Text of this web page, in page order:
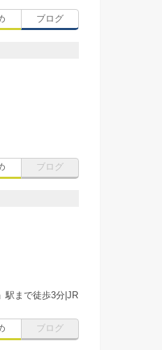
ブログ
ブログ
駅まで徒歩3分|JR
ブログ